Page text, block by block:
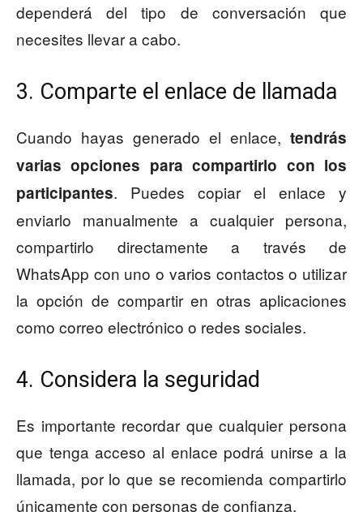
dependerá del tipo de conversación que
necesites llevar a cabo.
3. Comparte el enlace de llamada
Cuando hayas generado el enlace, tendrás
varias opciones para compartirlo con los
participantes. Puedes copiar el enlace y
enviarlo manualmente a cualquier persona,
compartirlo directamente a través de
WhatsApp con uno o varios contactos o utilizar
la opción de compartir en otras aplicaciones
como correo electrónico o redes sociales.
4. Considera la seguridad
Es importante recordar que cualquier persona
que tenga acceso al enlace podrá unirse a la
llamada, por lo que se recomienda compartirlo
únicamente con personas de confianza.